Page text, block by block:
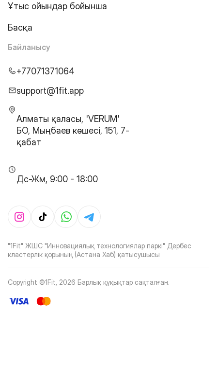
Ұтыс ойындар бойынша
Басқа
Байланысу
+77071371064
support@1fit.app
Алматы қаласы, 'VERUM'
БО, Мыңбаев көшесі, 151, 7-
қабат
Дс-Жм, 9:00 - 18:00
"1Fit" ЖШС "Инновациялық технологиялар паркі" Дербес
кластерлік қорының (Астана Хаб) қатысушысы
Copyright ©1Fit, 2026 Барлық құқықтар сақталған.